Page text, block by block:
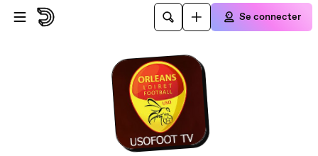
Passer au contenu principal
Se connecter